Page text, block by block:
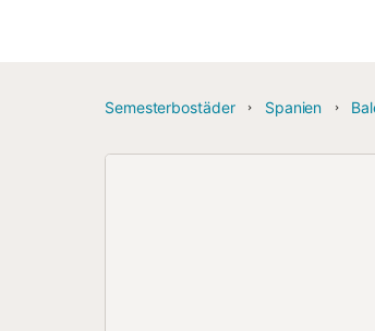
Semesterbostäder Spanien